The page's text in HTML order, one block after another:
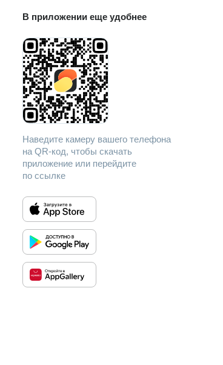
В приложении еще удобнее
Наведите камеру вашего телефона
на QR-код, чтобы скачать
приложение или перейдите
по ссылке